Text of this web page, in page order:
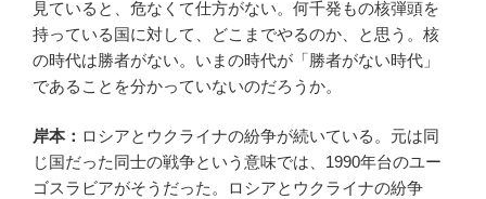
見ていると、危なくて仕方がない。何千発もの核弾頭を
持っている国に対して、どこまでやるのか、と思う。核
の時代は勝者がない。いまの時代が「勝者がない時代」
であることを分かっていないのだろうか。
岸本： ロシアとウクライナの紛争が続いている。元は同
じ国だった同士の戦争という意味では、1990年台のユー
ゴスラビアがそうだった。ロシアとウクライナの紛争